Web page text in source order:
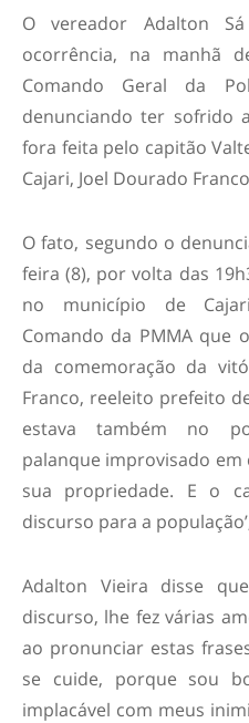
O vereador Adalton
ocorrência, na manhã
Comando Geral da
denunciando ter sofrido
fora feita pelo capitão
Cajari, Joel Dourado
O fato, segundo o
feira (8), por volta das
no município de
Comando da PMMA que
da comemoração da
Franco, reeleito prefeito
estava também no
palanque improvisado
sua propriedade. E o
discurso para a
Adalton Vieira disse
discurso, lhe fez várias
ao pronunciar estas
se cuide, porque sou
implacável com meus